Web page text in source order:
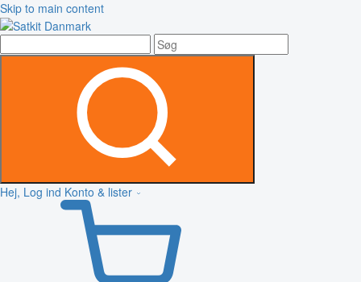
Skip to main content
Hej, Log ind Konto & lister